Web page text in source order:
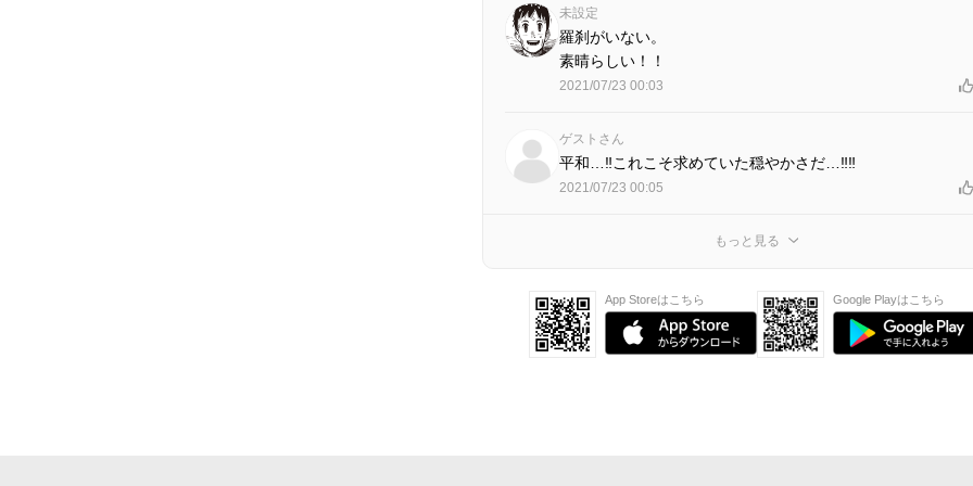
未設定
羅刹がいない。
素晴らしい！！
2021/07/23 00:03
ゲストさん
平和…‼︎これこそ求めていた穏やかさだ…‼︎‼︎
2021/07/23 00:05
もっと見る
App Storeはこちら Google Playはこちら